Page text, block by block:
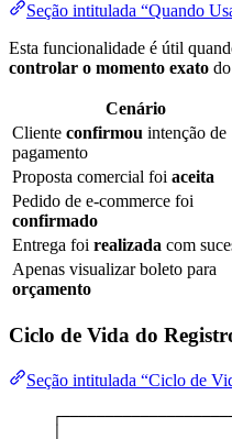
Seção intitulada “Quando
Esta funcionalidade é útil
controlar o momento exato
Cenário
Cliente confirmou intenção de
pagamento
Proposta comercial foi aceita
Pedido de e-commerce foi
confirmado
Entrega foi realizada com
Apenas visualizar boleto para
orçamento
Ciclo de Vida do
Seção intitulada “Ciclo de